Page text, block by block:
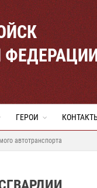
ГЕРОИ
автотранспорта